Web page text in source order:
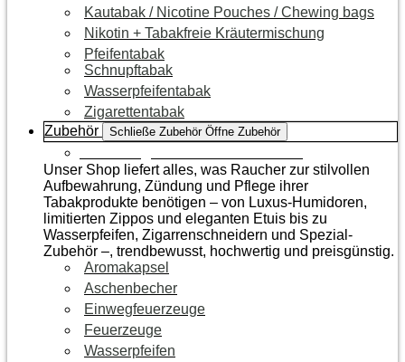
Kautabak / Nicotine Pouches / Chewing bags
Nikotin + Tabakfreie Kräutermischung
Pfeifentabak
Schnupftabak
Wasserpfeifentabak
Zigarettentabak
Zubehör
Schließe Zubehör Öffne Zubehör
Unser Shop liefert alles, was Raucher zur stilvollen
Aufbewahrung, Zündung und Pflege ihrer
Tabakprodukte benötigen – von Luxus-Humidoren,
limitierten Zippos und eleganten Etuis bis zu
Wasserpfeifen, Zigarrenschneidern und Spezial-
Zubehör –, trendbewusst, hochwertig und preisgünstig.
Aromakapsel
Aschenbecher
Einwegfeuerzeuge
Feuerzeuge
Wasserpfeifen